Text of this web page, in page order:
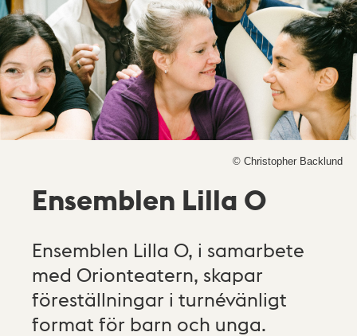
© Christopher Backlund
Ensemblen Lilla O
Ensemblen Lilla O, i samarbete
med Orionteatern, skapar
föreställningar i turnévänligt
format för barn och unga.